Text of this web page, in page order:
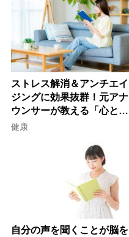
ストレス解消＆アンチエイ
ジングに効果抜群！元アナ
ウンサーが教える「心と体
を元気にする音読の習慣」
健康
自分の声を聞くことが脳を